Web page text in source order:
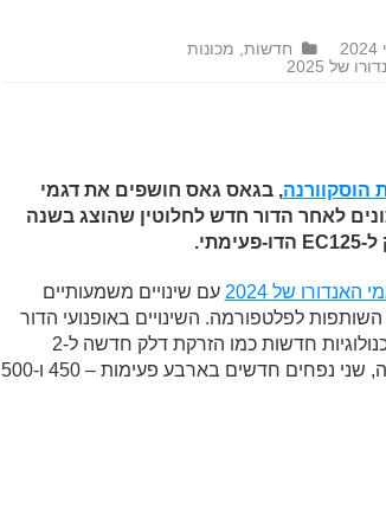
חדשות, מכונות
של 2025
הוסקוורנה, בגאס גאס חושפים את דגמי
על עדכונים לאחר הדור חדש לחלוטין שהוצג בשנה
של 2024
עם שינויים משמעותיים
לפלטפורמה. השינויים באופנועי הדור
החדש כללו רוב גדול של חלקים חדשים עם טכנולוגיות חדשות כמו הזרקת דלק חדשה ל-2
פעימות, קוויקשיפטר ל-4 פעימות, שלדה חדשה, שני נפחים חדשים בארבע פעימות – 450 ו-500